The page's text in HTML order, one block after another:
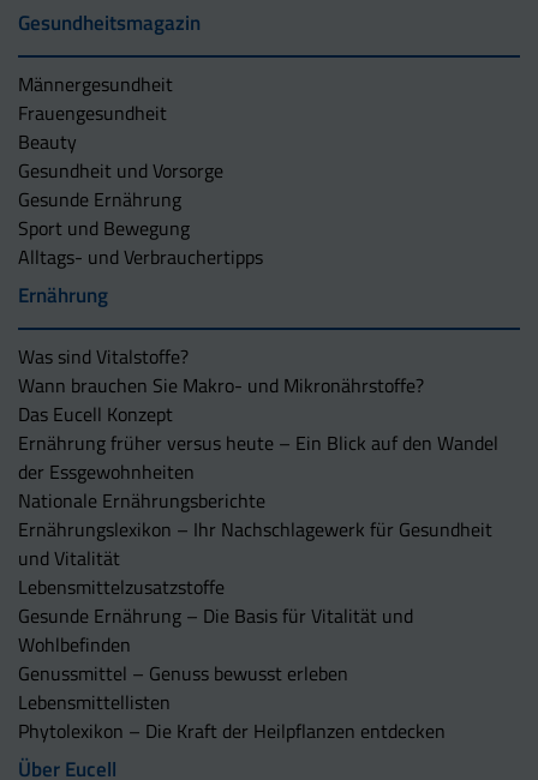
Gesundheitsmagazin
Männergesundheit
Frauengesundheit
Beauty
Gesundheit und Vorsorge
Gesunde Ernährung
Sport und Bewegung
Alltags- und Verbrauchertipps
Ernährung
Was sind Vitalstoffe?
Wann brauchen Sie Makro- und Mikronährstoffe?
Das Eucell Konzept
Ernährung früher versus heute – Ein Blick auf den Wandel
der Essgewohnheiten
Nationale Ernährungsberichte
Ernährungslexikon – Ihr Nachschlagewerk für Gesundheit
und Vitalität
Lebensmittelzusatzstoffe
Gesunde Ernährung – Die Basis für Vitalität und
Wohlbefinden
Genussmittel – Genuss bewusst erleben
Lebensmittellisten
Phytolexikon – Die Kraft der Heilpflanzen entdecken
Über Eucell